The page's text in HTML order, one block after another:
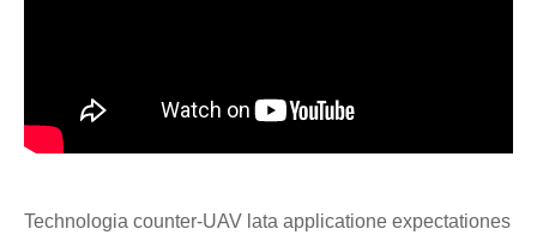
Technologia counter-UAV lata applicatione expectationes